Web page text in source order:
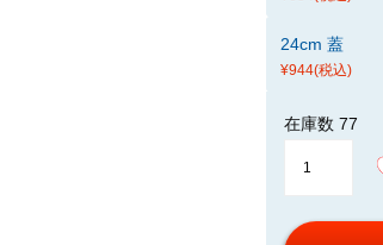
24cm 蓋
¥944(税込)
在庫数 77